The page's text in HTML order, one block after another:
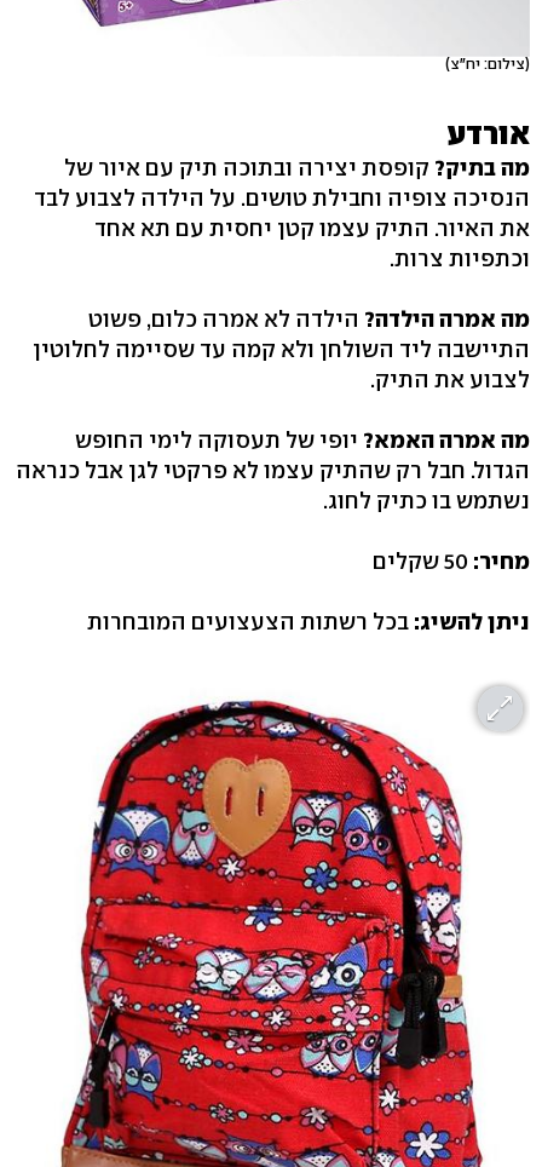
(צילום: יח"צ)
אורדע
מה בתיק? קופסת יצירה ובתוכה תיק עם איור של
הנסיכה צופיה וחבילת טושים. על הילדה לצבוע לבד
את האיור. התיק עצמו קטן יחסית עם תא אחד
וכתפיות צרות.
מה אמרה הילדה? הילדה לא אמרה כלום, פשוט
התיישבה ליד השולחן ולא קמה עד שסיימה לחלוטין
לצבוע את התיק.
מה אמרה האמא? יופי של תעסוקה לימי החופש
הגדול. חבל רק שהתיק עצמו לא פרקטי לגן אבל כנראה
נשתמש בו כתיק לחוג.
מחיר:
ניתן להשיג: בכל רשתות הצעצועים המובחרות